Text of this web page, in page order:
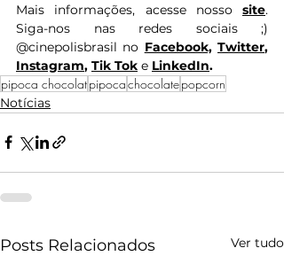
Mais informações, acesse nosso site.
Siga-nos nas redes sociais ;)
@cinepolisbrasil no Facebook, Twitter
Instagram, Tik Tok e LinkedIn.
pipoca chocolatpipocachocolatepopcorn
Notícias
Posts Relacionados Ver tudo